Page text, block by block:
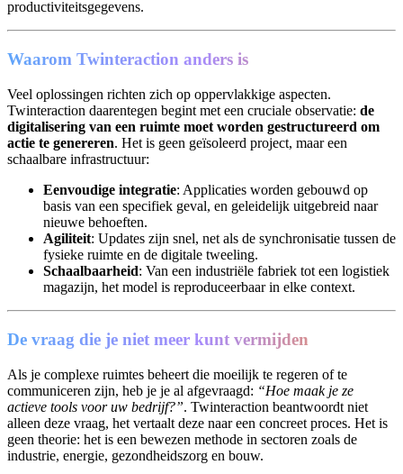
productiviteitsgegevens.
Waarom Twinteraction anders is
Veel oplossingen richten zich op oppervlakkige aspecten.
Twinteraction daarentegen begint met een cruciale observatie: de
digitalisering van een ruimte moet worden gestructureerd om
actie te genereren. Het is geen geïsoleerd project, maar een
schaalbare infrastructuur:
Eenvoudige integratie: Applicaties worden gebouwd op
basis van een specifiek geval, en geleidelijk uitgebreid naar
nieuwe behoeften.
Agiliteit: Updates zijn snel, net als de synchronisatie tussen de
fysieke ruimte en de digitale tweeling.
Schaalbaarheid: Van een industriële fabriek tot een logistiek
magazijn, het model is reproduceerbaar in elke context.
De vraag die je niet meer kunt vermijden
Als je complexe ruimtes beheert die moeilijk te regeren of te
communiceren zijn, heb je je al afgevraagd: “Hoe maak je ze
actieve tools voor uw bedrijf?”. Twinteraction beantwoordt niet
alleen deze vraag, het vertaalt deze naar een concreet proces. Het is
geen theorie: het is een bewezen methode in sectoren zoals de
industrie, energie, gezondheidszorg en bouw.